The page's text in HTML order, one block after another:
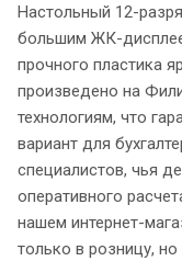
Настольный 12-
большим ЖК-
прочного пластика
произведено на
технологиям, что
вариант для
специалистов, чья
оперативного
нашем интернет-
только в розницу,